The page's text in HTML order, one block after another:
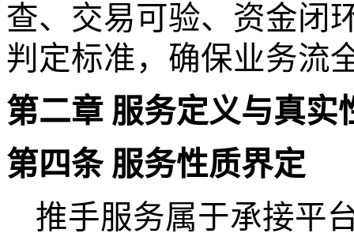
查、交易可验、资金闭
判定标准，确保业务流
第二章 服务定义与真实
第四条 服务性质界定
推手服务属于承接平